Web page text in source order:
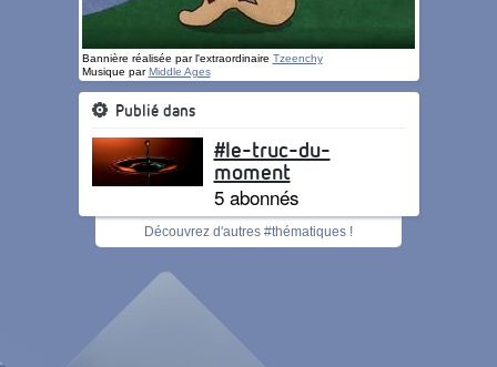
Bannière réalisée par l'extraordinaire Tzeenchy
Musique parMiddle Ages
Publié dans
#le-truc-du-
moment
5 abonnés
Découvrez d'autres #thématiques !